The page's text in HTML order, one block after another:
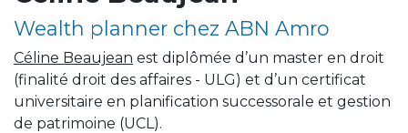
Wealth planner chez ABN Amro
Céline Beaujean est diplômée d’un master en droit
(finalité droit des affaires - ULG) et d’un certificat
universitaire en planification successorale et gestion
de patrimoine (UCL).